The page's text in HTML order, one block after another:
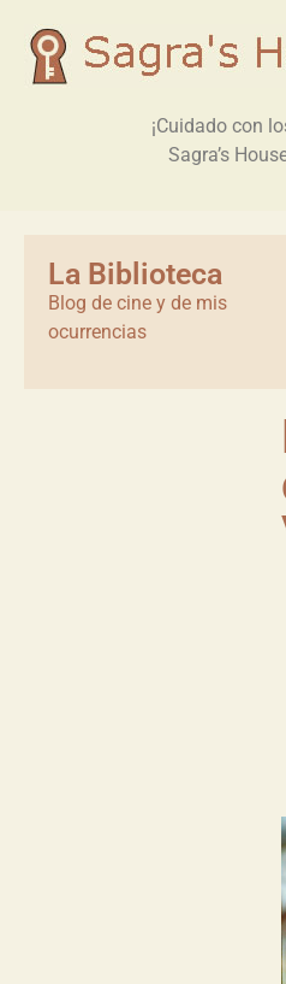
¡Cuidado con
Sagra’s
La Biblioteca
Blog de cine y de mis
ocurrencias